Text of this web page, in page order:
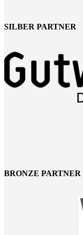
SILBER PARTNER
BRONZE PARTNER